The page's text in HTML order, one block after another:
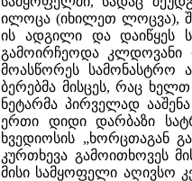
ილოცა (იხილეთ ლოცვა),
ის ადგილი და დაიწყეს
გამოირჩეოდა
მოასწორეს სამონასტრო
ბერებმა მისცეს, რაც
ნეტარმა პირველად
ერთი დიდი დარბაზი
ხვედიოსის „ხორცთაგან
კურთხევა გამოითხოვეს
მისი სამყოფელი აღივსო